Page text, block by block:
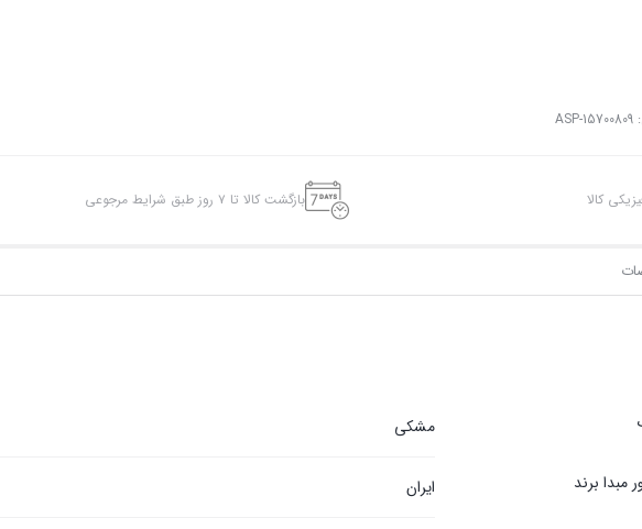
ASP-15700809
کالا بازگشت کالا تا ۷ روز طبق شرایط مرجوعی
مشکی
مبدا برند ایران